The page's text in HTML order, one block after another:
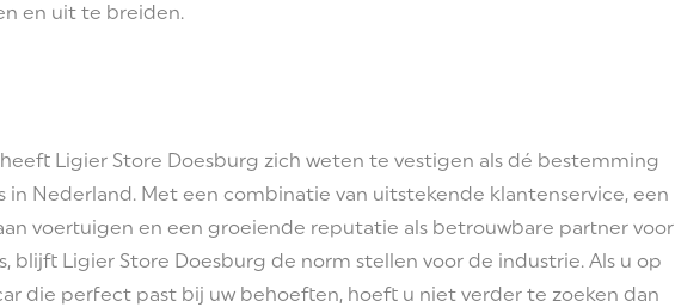
en uit te breiden.
Ligier Store Doesburg zich weten te vestigen als dé bestemming
in Nederland. Met een combinatie van uitstekende klantenservice, een
voertuigen en een groeiende reputatie als betrouwbare partner voor
blijft Ligier Store Doesburg de norm stellen voor de industrie. Als u op
die perfect past bij uw behoeften, hoeft u niet verder te zoeken dan